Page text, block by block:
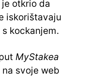
je otkrio da
iskorištavaju
kockanjem.
MyStakea
svoje web